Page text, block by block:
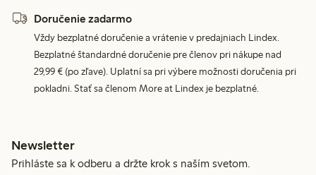
Doručenie zadarmo
Vždy bezplatné doručenie a vrátenie v predajniach Lindex.
Bezplatné štandardné doručenie pre členov pri nákupe nad
29,99 € (po zľave). Uplatní sa pri výbere možnosti doručenia pri
pokladni. Stať sa členom More at Lindex je bezplatné.
Newsletter
Prihláste sa k odberu a držte krok s naším svetom.